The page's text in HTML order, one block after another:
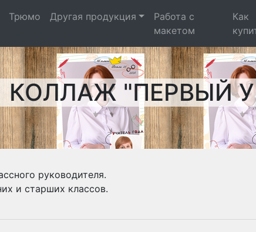
Трюмо Другая продукция
Работа с
макетом
Как
КОЛЛАЖ "ПЕРВЫЙ
руководителя.
и старших классов.